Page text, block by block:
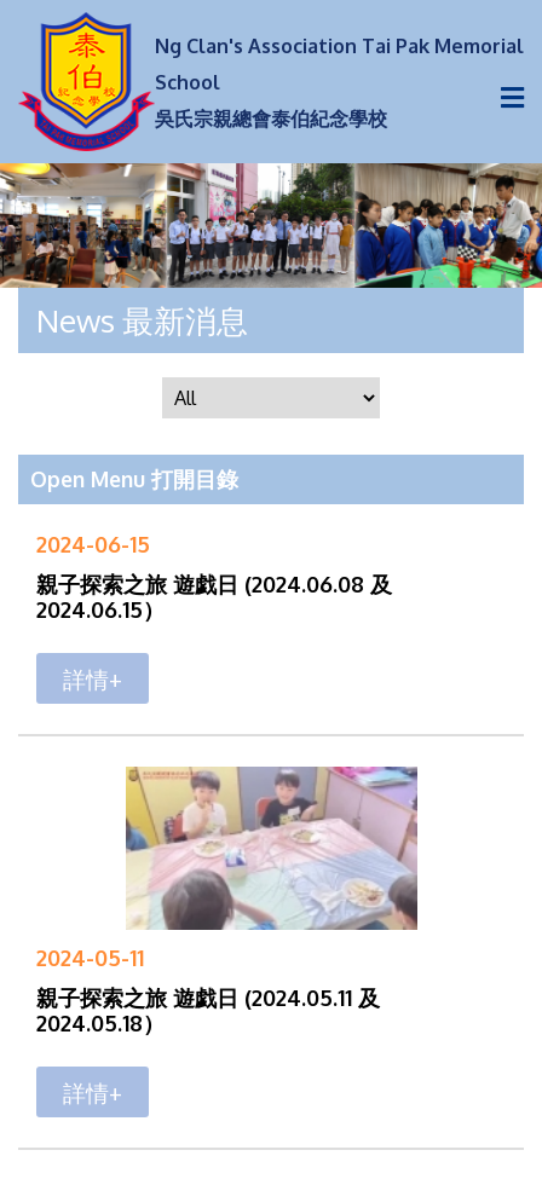
Ng Clan's Association Tai Pak Memorial
School
吳氏宗親總會泰伯紀念學校
News 最新消息
Open Menu 打開目錄
2024-06-15
親子探索之旅 遊戯日 (2024.06.08 及
2024.06.15）
詳情+
2024-05-11
親子探索之旅 遊戯日 (2024.05.11 及
2024.05.18）
詳情+